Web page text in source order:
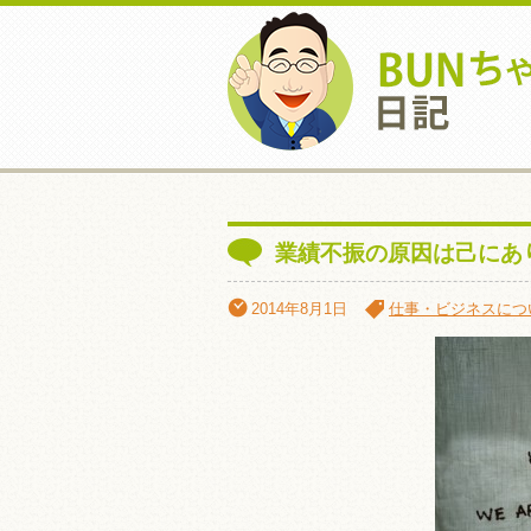
業績不振の原因は己にあ
2014年8月1日 仕事・ビジネスにつ